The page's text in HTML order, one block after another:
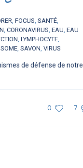
, FOCUS, SANTÉ,
, CORONAVIRUS, EAU, EAU
, LYMPHOCYTE,
, SAVON, VIRUS
de défense de notre
0 7